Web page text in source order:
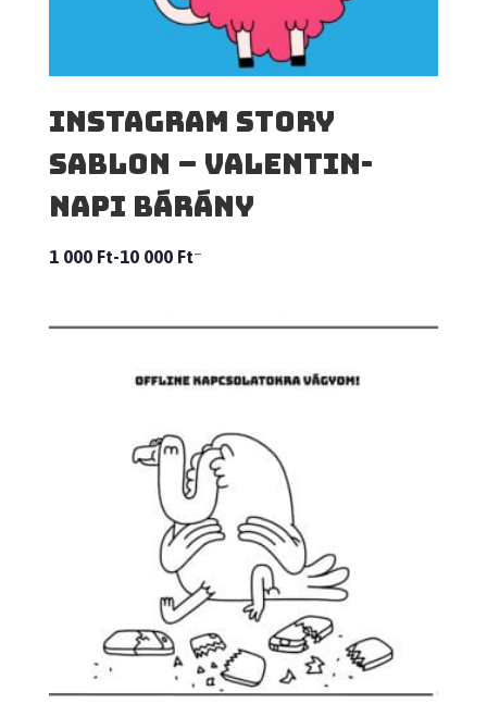
Instagram story
sablon – Valentin-
napi bárány
1 000 Ft –
10 000 Ft